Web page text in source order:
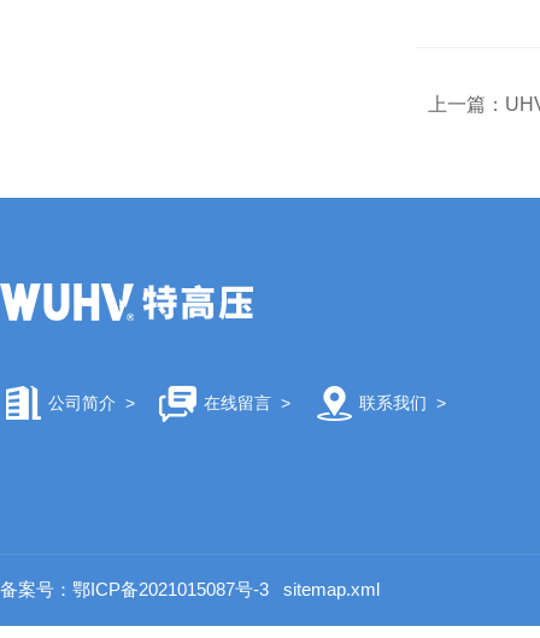
上一篇：
公司简介 > 在线留言> 联系我们 >
备案号：鄂ICP备2021015087号-3 sitemap.xml